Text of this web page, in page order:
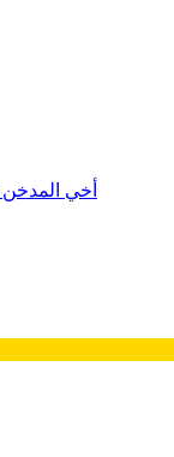
أخي